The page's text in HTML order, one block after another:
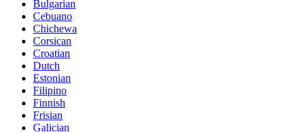
Bulgarian
Cebuano
Chichewa
Corsican
Croatian
Dutch
Estonian
Filipino
Finnish
Frisian
Galician